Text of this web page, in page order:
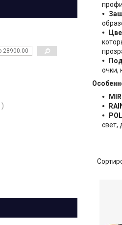
очки,
свет,